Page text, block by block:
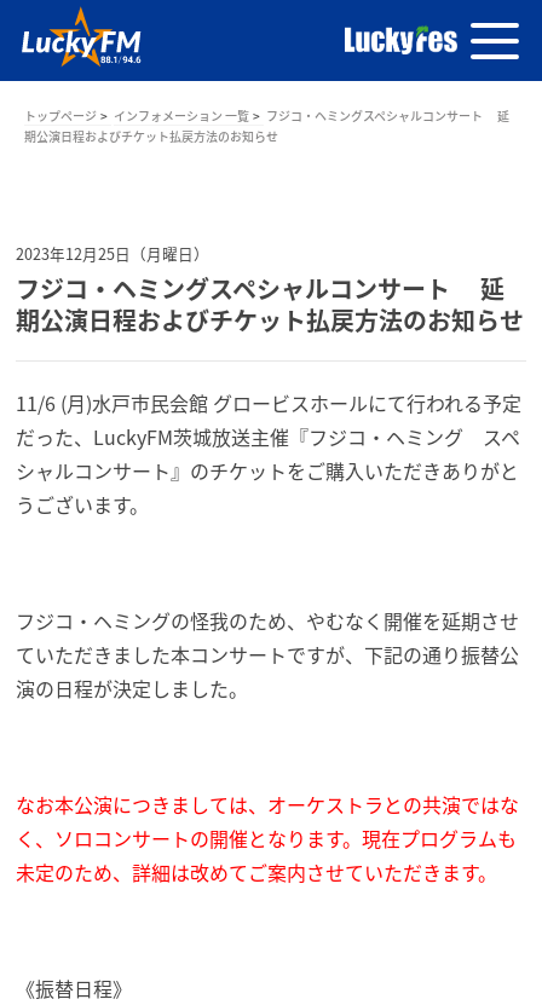
トップページ インフォメーション 一覧
フジコ・ヘミングスペシャルコンサート 延
期公演日程およびチケット払戻方法のお知らせ
2023年12月25日（月曜日）
フジコ・ヘミングスペシャルコンサート 延
期公演日程およびチケット払戻方法のお知らせ
11/6 (月)水戸市民会館 グロービスホールにて行われる予定
だった、LuckyFM茨城放送主催『フジコ・ヘミング スペ
シャルコンサート』のチケットをご購入いただきありがと
うございます。
フジコ・ヘミングの怪我のため、やむなく開催を延期させ
ていただきました本コンサートですが、下記の通り振替公
演の日程が決定しました。
なお本公演につきましては、オーケストラとの共演ではな
く、ソロコンサートの開催となります。現在プログラムも
未定のため、詳細は改めてご案内させていただきます。
《振替日程》